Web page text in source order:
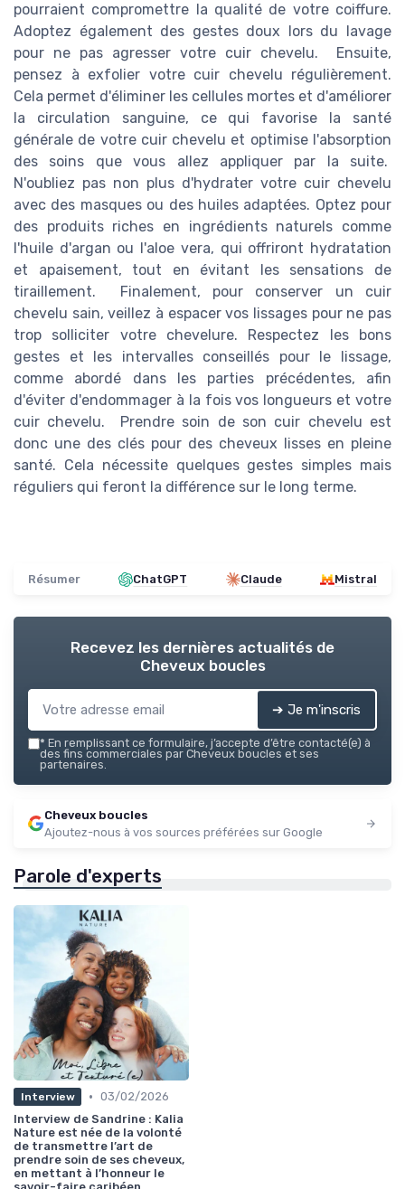
pourraient compromettre la qualité de votre coiffure.
Adoptez également des gestes doux lors du lavage
pour ne pas agresser votre cuir chevelu. Ensuite,
pensez à exfolier votre cuir chevelu régulièrement.
Cela permet d'éliminer les cellules mortes et d'améliorer
la circulation sanguine, ce qui favorise la santé
générale de votre cuir chevelu et optimise l'absorption
des soins que vous allez appliquer par la suite.
N'oubliez pas non plus d'hydrater votre cuir chevelu
avec des masques ou des huiles adaptées. Optez pour
des produits riches en ingrédients naturels comme
l'huile d'argan ou l'aloe vera, qui offriront hydratation
et apaisement, tout en évitant les sensations de
tiraillement. Finalement, pour conserver un cuir
chevelu sain, veillez à espacer vos lissages pour ne pas
trop solliciter votre chevelure. Respectez les bons
gestes et les intervalles conseillés pour le lissage,
comme abordé dans les parties précédentes, afin
d'éviter d'endommager à la fois vos longueurs et votre
cuir chevelu. Prendre soin de son cuir chevelu est
donc une des clés pour des cheveux lisses en pleine
santé. Cela nécessite quelques gestes simples mais
réguliers qui feront la différence sur le long terme.
Résumer ChatGPT Claude Mistral
Recevez les dernières actualités de
Cheveux boucles
➔ Je m'inscris
* En remplissant ce formulaire, j’accepte d’être contacté(e) à
des fins commerciales par Cheveux boucles et ses
partenaires.
Cheveux boucles
Ajoutez-nous à vos sources préférées sur Google
Parole d'experts
Interview • 03/02/2026
Interview de Sandrine : Kalia
Nature est née de la volonté
de transmettre l’art de
prendre soin de ses cheveux,
en mettant à l’honneur le